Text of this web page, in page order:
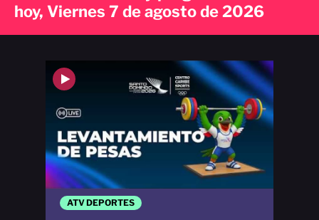
hoy, Viernes 7 de agosto de 2026
ATV DEPORTES